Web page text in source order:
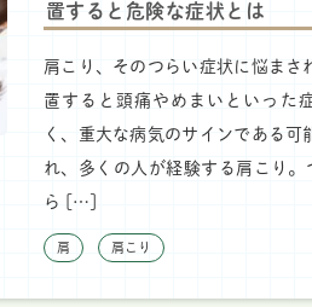
置すると危険な症状とは
肩こり、そのつらい症状に悩まさ
置すると頭痛やめまいといった
く、重大な病気のサインである
れ、多くの人が経験する肩こり
ら […]
肩 肩こり